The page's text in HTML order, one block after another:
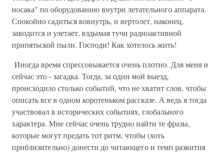
носака" по оборудованию внутри летательного аппарата.
Спокойно садиться вовнутрь, и вертолет, наконец,
заводится и улетает, вздымая тучи радиоактивной
припятьской пыли. Господи! Как хотелось жить!
Иногда время спрессовывается очень плотно. Для меня и
сейчас это - загадка. Тогда, за один мой выезд,
происходило столько событий, что не хватит слов, чтобы
описать все в одном коротеньком рассказе. А ведь я тогда
участвовал в исторических событиях, глобального
характера. Мне сейчас очень трудно найти те фразы,
которые могут предать тот ритм, чтобы (хоть
приблизительно) донести до читающего и темп развития